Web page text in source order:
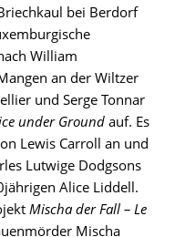
bei Berdorf
William
an der Wiltzer
und Serge Tonnar
under Groundauf. Es
Lewis Carroll an und
Lutwige Dodgsons
Alice Liddell.
Mischa der Fall – Le
Mischa